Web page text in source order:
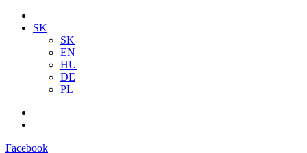
SK
SK
EN
HU
DE
PL
Facebook